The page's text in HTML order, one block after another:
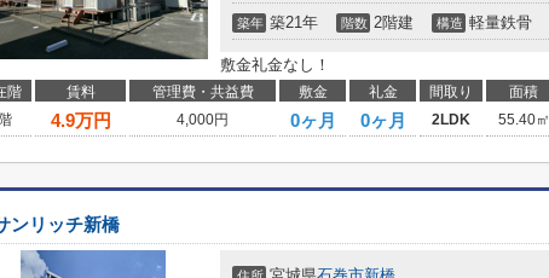
築年 築21年 階数 2階建 構造 軽量鉄骨
敷金礼金なし！
階 賃料 管理費・共益費 敷金 礼金 間取り 面積
4.9万円 4,000円 0ヶ月 0ヶ月 2LDK 55.40㎡
ンリッチ新橋